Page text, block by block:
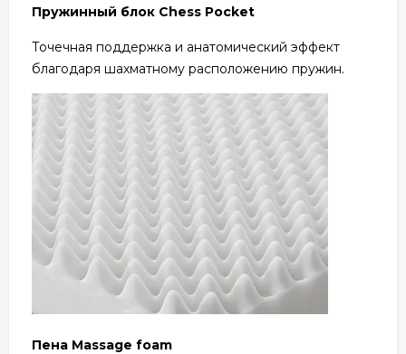
Пружинный блок Chess Pocket
Точечная поддержка и анатомический эффект
благодаря шахматному расположению пружин.
Пена Massage foam